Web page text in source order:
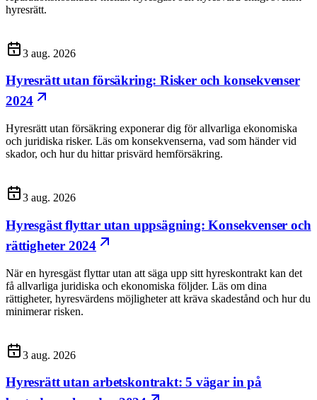
hyresrätt.
3 aug. 2026
Hyresrätt utan försäkring: Risker och konsekvenser
2024
Hyresrätt utan försäkring exponerar dig för allvarliga ekonomiska
och juridiska risker. Läs om konsekvenserna, vad som händer vid
skador, och hur du hittar prisvärd hemförsäkring.
3 aug. 2026
Hyresgäst flyttar utan uppsägning: Konsekvenser och
rättigheter 2024
När en hyresgäst flyttar utan att säga upp sitt hyreskontrakt kan det
få allvarliga juridiska och ekonomiska följder. Läs om dina
rättigheter, hyresvärdens möjligheter att kräva skadestånd och hur du
minimerar risken.
3 aug. 2026
Hyresrätt utan arbetskontrakt: 5 vägar in på